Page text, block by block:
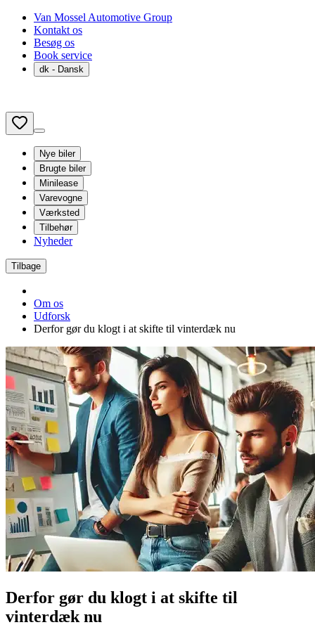
Van Mossel Automotive Group
Kontakt os
Besøg os
Book service
dk - Dansk
Nye biler
Brugte biler
Minilease
Varevogne
Værksted
Tilbehør
Nyheder
Tilbage
Om os
Udforsk
Derfor gør du klogt i at skifte til vinterdæk nu
Derfor gør du klogt i at skifte til
vinterdæk nu